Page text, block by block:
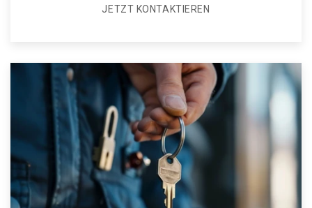
JETZT KONTAKTIEREN